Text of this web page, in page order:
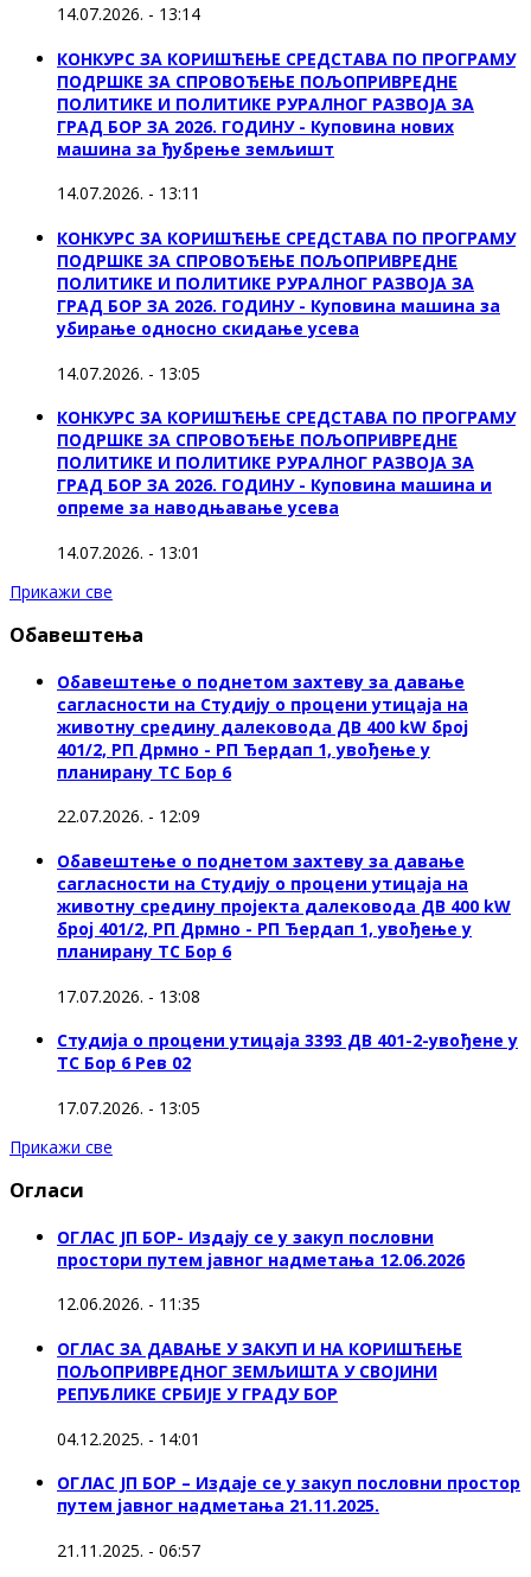
14.07.2026. - 13:14
КОНКУРС ЗА КОРИШЋЕЊЕ СРЕДСТАВА ПО ПРОГРАМУ
ПОДРШКЕ ЗА СПРОВОЂЕЊЕ ПОЉОПРИВРЕДНЕ
ПОЛИТИКЕ И ПОЛИТИКЕ РУРАЛНОГ РАЗВОЈА ЗА
ГРАД БОР ЗА 2026. ГОДИНУ - Куповина нових
машина за ђубрење земљишт
14.07.2026. - 13:11
КОНКУРС ЗА КОРИШЋЕЊЕ СРЕДСТАВА ПО ПРОГРАМУ
ПОДРШКЕ ЗА СПРОВОЂЕЊЕ ПОЉОПРИВРЕДНЕ
ПОЛИТИКЕ И ПОЛИТИКЕ РУРАЛНОГ РАЗВОЈА ЗА
ГРАД БОР ЗА 2026. ГОДИНУ - Куповинa машина за
убирање односно скидање усева
14.07.2026. - 13:05
КОНКУРС ЗА КОРИШЋЕЊЕ СРЕДСТАВА ПО ПРОГРАМУ
ПОДРШКЕ ЗА СПРОВОЂЕЊЕ ПОЉОПРИВРЕДНЕ
ПОЛИТИКЕ И ПОЛИТИКЕ РУРАЛНОГ РАЗВОЈА ЗА
ГРАД БОР ЗА 2026. ГОДИНУ - Куповина машина и
опреме за наводњавање усева
14.07.2026. - 13:01
Прикажи све
Обавештења
Обавештење о поднетом захтеву за давање
сагласности на Студију о процени утицаја на
животну средину далековода ДВ 400 kW број
401/2, РП Дрмно - РП Ђердап 1, увођење у
планирану ТС Бор 6
22.07.2026. - 12:09
Обавештење о поднетом захтеву за давање
сагласности на Студију о процени утицаја на
животну средину пројекта далековода ДВ 400 kW
број 401/2, РП Дрмно - РП Ђердап 1, увођење у
планирану ТС Бор 6
17.07.2026. - 13:08
Студија о процени утицаја 3393 ДВ 401-2-увођене у
ТС Бор 6 Рев 02
17.07.2026. - 13:05
Прикажи све
Огласи
ОГЛАС ЈП БОР- Издају се у закуп пословни
простори путем јавног надметања 12.06.2026
12.06.2026. - 11:35
ОГЛАС ЗА ДАВАЊЕ У ЗАКУП И НА КОРИШЋЕЊЕ
ПОЉОПРИВРЕДНОГ ЗЕМЉИШТА У СВОЈИНИ
РЕПУБЛИКЕ СРБИЈЕ У ГРАДУ БОР
04.12.2025. - 14:01
ОГЛАС ЈП БОР – Издаје се у закуп пословни простор
путем јавног надметања 21.11.2025.
21.11.2025. - 06:57